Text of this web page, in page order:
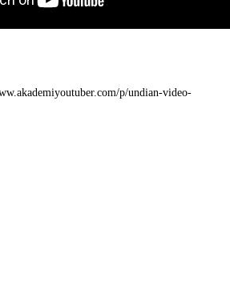
p/undian-video-